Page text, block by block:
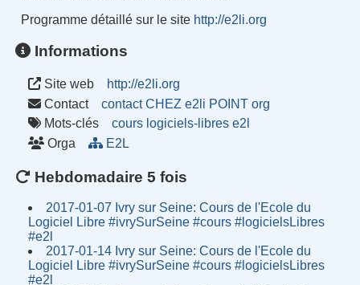
Programme détaillé sur le site http://e2li.org
Informations
Site web
http://e2li.org
Contact
contact CHEZ e2li POINT org
Mots-clés
cours logiciels-libres e2l
Orga
E2L
Hebdomadaire 5 fois
2017-01-07 Ivry sur Seine: Cours de l'Ecole du
Logiciel Libre #ivrySurSeine #cours #logicielsLibres
#e2l
2017-01-14 Ivry sur Seine: Cours de l'Ecole du
Logiciel Libre #ivrySurSeine #cours #logicielsLibres
#e2l